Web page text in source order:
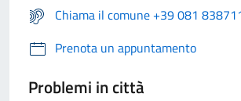
Chiama il comune +39 081
Prenota un appuntamento
Problemi in città